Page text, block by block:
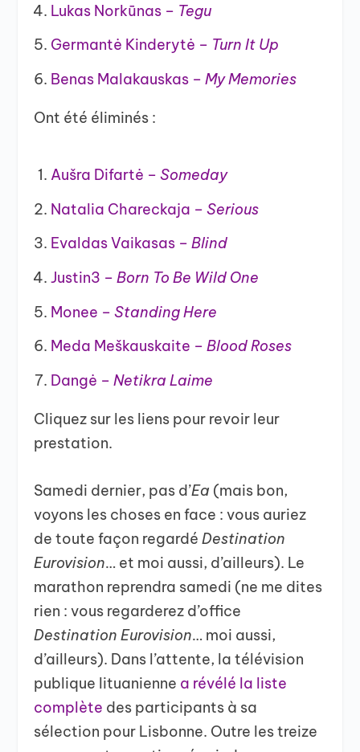
Lukas Norkūnas – Tegu
Germantė Kinderytė – Turn It Up
Benas Malakauskas – My Memories
Ont été éliminés :
Aušra Difartė – Someday
Natalia Chareckaja – Serious
Evaldas Vaikasas – Blind
Justin3 – Born To Be Wild One
Monee – Standing Here
Meda Meškauskaite – Blood Roses
Dangė – Netikra Laime
Cliquez sur les liens pour revoir leur
prestation.
Samedi dernier, pas d’Ea (mais bon,
voyons les choses en face : vous auriez
de toute façon regardéDestination
Eurovision… et moi aussi, d’ailleurs). Le
marathon reprendra samedi (ne me dites
rien : vous regarderez d’office
Destination Eurovision… moi aussi,
d’ailleurs). Dans l’attente, la télévision
publique lituanienne a révélé la liste
complète des participants à sa
sélection pour Lisbonne. Outre les treize